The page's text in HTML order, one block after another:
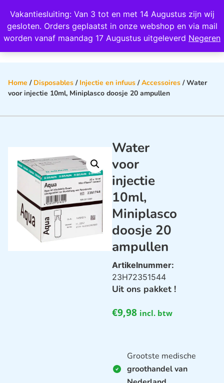
Vakantiesluiting: Van 3 tot en met 14 Augustus zijn wij
gesloten. Orders geplaatst in onze webshop en via mail
worden vanaf maandag 17 Augustus uitgeleverd Negeren
Wij scoren een 4,8 op Google
Home / Disposables / Injectie en infuus /Accessoires / Water
voor injectie 10ml, Miniplasco doosje 20 ampullen
Water
voor
injectie
10ml,
Miniplasco
doosje 20
ampullen
Artikelnummer:
23H72351544
Uit ons pakket !
€9,98 incl. btw
Grootste medische
groothandel van